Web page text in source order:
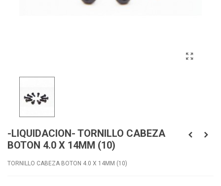
-LIQUIDACION- TORNILLO CABEZA
BOTON 4.0 X 14MM (10)
TORNILLO CABEZA BOTON 4.0 X 14MM (10)